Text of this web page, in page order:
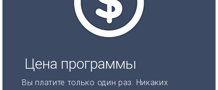
Цена программы
Вы платите только один раз. Никаких